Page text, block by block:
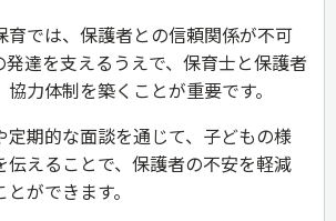
育では、保護者との信頼関係が不可
達を支えるうえで、保育士と保護者
力体制を築くことが重要です。
定期的な面談を通じて、子どもの様
伝えることで、保護者の不安を軽減
ができます。